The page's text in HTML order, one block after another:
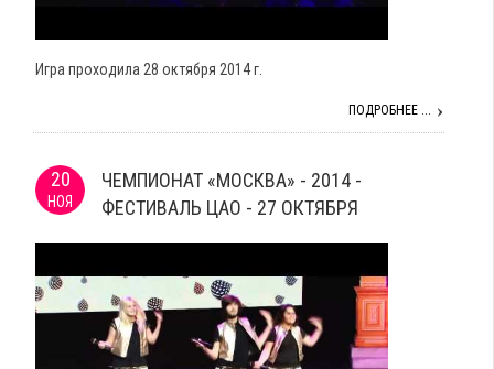
Игра проходила 28 октября 2014 г.
ПОДРОБНЕЕ ...
20
НОЯ
ЧЕМПИОНАТ «МОСКВА» - 2014 -
ФЕСТИВАЛЬ ЦАО - 27 ОКТЯБРЯ